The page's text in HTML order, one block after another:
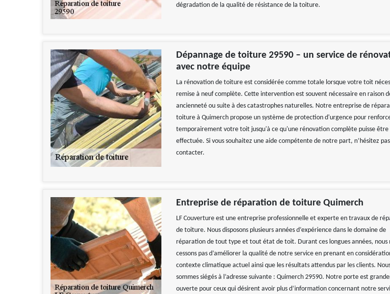
dégradation de la qualité de résistance de la toiture.
Dépannage de toiture 29590 – un service de
avec notre équipe
La rénovation de toiture est considérée comme totale lorsque votre toit
remise à neuf complète. Cette intervention est souvent nécessaire en raison
ancienneté ou suite à des catastrophes naturelles. Notre entreprise de
toiture à Quimerch propose un système de protection d'urgence pour
temporairement votre toit jusqu'à ce qu'une rénovation complète puisse être
effectuée. Si vous souhaitez une aide compétente de notre part, n’hésitez
contacter.
Entreprise de réparation de toiture Quimerch
LF Couverture est une entreprise professionnelle et experte en travaux de
de toiture. Nous disposons plusieurs années d’expérience dans le domaine de
réparation de tout type et tout état de toit. Durant ces longues années, nous
cessons pas d’améliorer la qualité de notre service en prenant en
contexte climatique actuel ainsi que les résultats attendus par les clients.
sommes siégés à l’adresse suivante : Quimerch 29590. Notre porte est
ouverte pour ceux qui désirent avoir plus d’information concernant notre